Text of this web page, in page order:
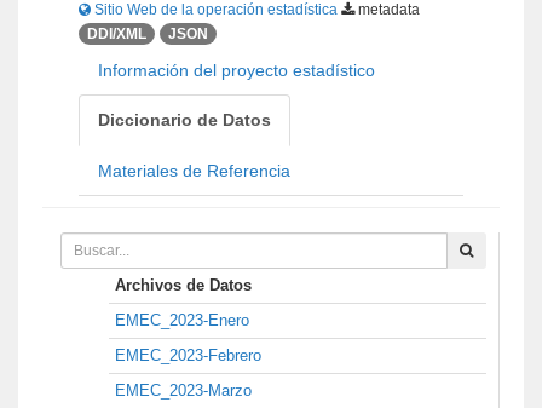
Sitio Web de la operación estadística
metadata
DDI/XML
JSON
Información del proyecto estadístico
Diccionario de Datos
Materiales de Referencia
Archivos de Datos
EMEC_2023-Enero
EMEC_2023-Febrero
EMEC_2023-Marzo